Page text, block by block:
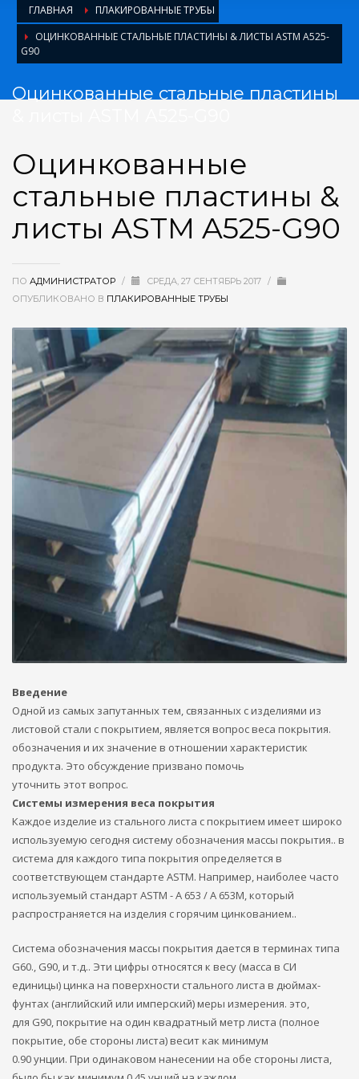
ГЛАВНАЯ
ПЛАКИРОВАННЫЕ ТРУБЫ
ОЦИНКОВАННЫЕ СТАЛЬНЫЕ ПЛАСТИНЫ & ЛИСТЫ ASTM A525-
G90
Оцинкованные стальные пластины
Оцинкованные
стальные пластины &
листы ASTM A525-G90
ПО АДМИНИСТРАТОР / СРЕДА, 27 СЕНТЯБРЬ 2017 /
ОПУБЛИКОВАНО В ПЛАКИРОВАННЫЕ ТРУБЫ
Введение
Одной из самых запутанных тем, связанных с изделиями из
листовой стали с покрытием, является вопрос веса покрытия.
обозначения и их значение в отношении характеристик
продукта. Это обсуждение призвано помочь
уточнить этот вопрос.
Системы измерения веса покрытия
Каждое изделие из стального листа с покрытием имеет широко
используемую сегодня систему обозначения массы покрытия.. в
система для каждого типа покрытия определяется в
соответствующем стандарте ASTM. Например, наиболее часто
используемый стандарт ASTM - A 653 / A 653M, который
распространяется на изделия с горячим цинкованием..
Система обозначения массы покрытия дается в терминах типа
G60., G90, и т.д.. Эти цифры относятся к весу (масса в СИ
единицы) цинка на поверхности стального листа в дюймах-
фунтах (английский или имперский) меры измерения. это,
для G90, покрытие на один квадратный метр листа (полное
покрытие, обе стороны листа) весит как минимум
0.90 унции. При одинаковом нанесении на обе стороны листа,